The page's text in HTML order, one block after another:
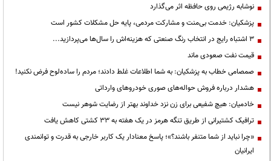
نوشابه رژیمی روی حافظه اثر می‌گذارد
پزشکیان: خدمت بی‌منت و مشارکت مردمی، پایه حل مشکلات کشور است
3 اشتباه رایج در انتخاب رنگ صنعتی که هزینه‌اش را سال‌ها می‌پردازید...
قیمت نفت صعودی ماند
صمصامی خطاب به پزشکیان: به شما اطلاعات غلط دادند؛ مردم را ساده‌لوح فرض نکنید!
هشدار درباره فروش حواله‌های صوری خودروهای وارداتی
خادمیان: هیچ شفیعی برای زن نزد خداوند بهتر از رضایت شوهر نیست
ترافیک کشتیرانی از طریق تنگه هرمز در یک هفته به ۳۳ کشتی کاهش یافت
«چرا نباید از شما متنفر باشند؟»؛ پاسخ معنادار یک کاربر خارجی به قدرت و توانمندی
ایرانیان